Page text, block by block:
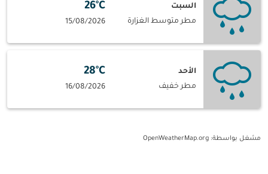
السبت
مطر متوسط الغزارة
26°C
15/08/2026
الأحد
مطر خفيف
28°C
16/08/2026
مشغل بواسطة: OpenWeatherMap.org